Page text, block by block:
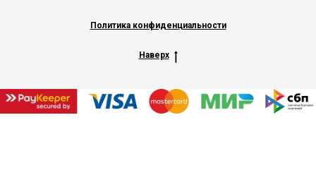
Политика конфиденциальности
Наверх